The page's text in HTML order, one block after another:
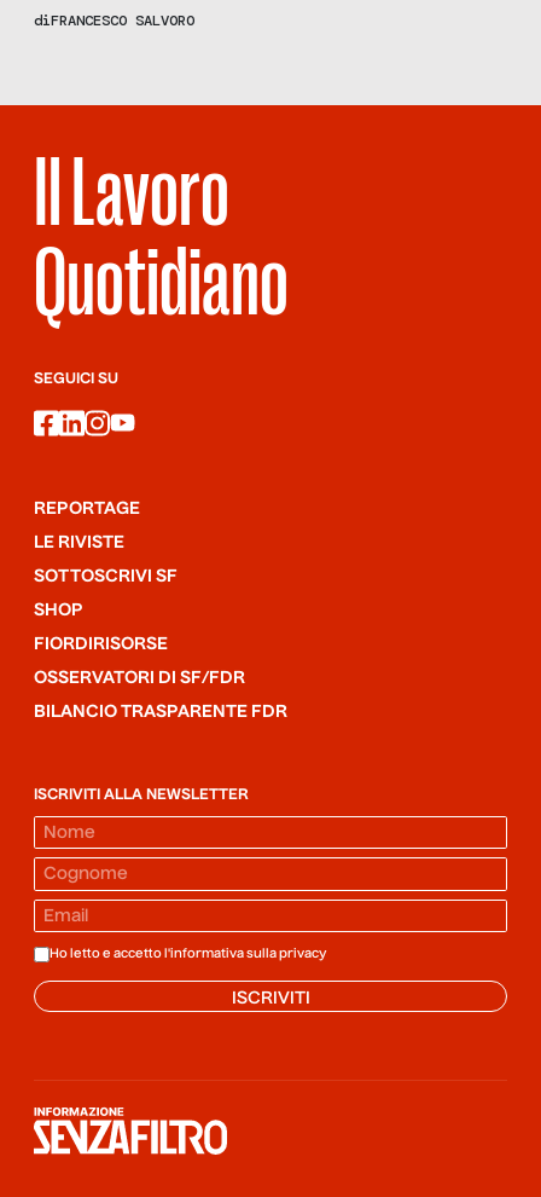
l’obbligo di assumere un mobility manager: vediamo di che si
diFRANCESCO SALVORO
Il Lavoro
Quotidiano
SEGUICI SU
facebook
linkedin
instagram
youtube
REPORTAGE
LE RIVISTE
SOTTOSCRIVI SF
SHOP
FIORDIRISORSE
OSSERVATORI DI SF/FDR
BILANCIO TRASPARENTE FDR
ISCRIVITI ALLA NEWSLETTER
Ho letto e accetto l'informativa sulla privacy
ISCRIVITI